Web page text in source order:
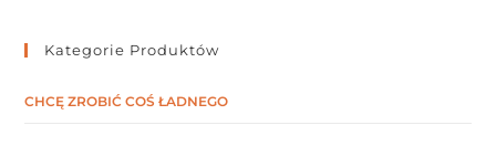
Kategorie Produktów
CHCĘ ZROBIĆ COŚ ŁADNEGO